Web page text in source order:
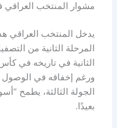
مشوار المنتخب العراقي
يدخل المنتخب العراقي
المرحلة الثانية من
الجولة الثالثة، يطمح
بعيدًا.